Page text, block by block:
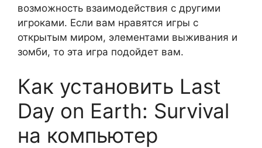
возможность взаимодействия с другими
игроками. Если вам нравятся игры с
открытым миром, элементами выживания и
зомби, то эта игра подойдет вам.
Как установить Last
Day on Earth: Survival
на компьютер